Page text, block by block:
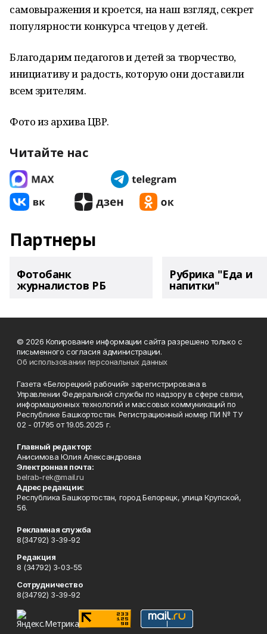
самовыражения и кроется, на наш взгляд, секрет
популярности конкурса чтецов у детей.
Благодарим педагогов и детей за творчество,
инициативу и радость, которую они доставили
всем зрителям.
Фото из архива ЦВР.
Читайте нас
Партнеры
Фотобанк
журналистов РБ
Рубрика "Еда и
напитки"
© 2026 Копирование информации сайта разрешено только с
письменного согласия администрации.
Об использовании персональных данных
Газета «Белорецкий рабочий» зарегистрирована в
Управлении Федеральной службы по надзору в сфере связи,
информационных технологий и массовых коммуникаций по
Республике Башкортостан. Регистрационный номер ПИ № ТУ
02 - 01795 от 19.05.2025 г.
Главный редактор:
Анисимова Юлия Александровна
Электронная почта:
belrab-rek@mail.ru
Адрес редакции:
Республика Башкортостан, город Белорецк, улица Крупской,
56.
Рекламная служба
8(34792) 3-39-92
Редакция
8 (34792) 3-03-55
Сотрудничество
8(34792) 3-39-92